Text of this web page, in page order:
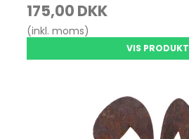
175,00 DKK
(inkl. moms)
VIS PRODUKT